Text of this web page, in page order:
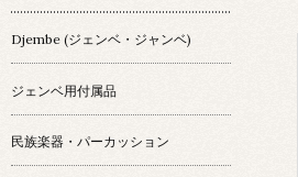
Djembe (ジェンベ・ジャンベ)
ジェンベ用付属品
民族楽器・パーカッション